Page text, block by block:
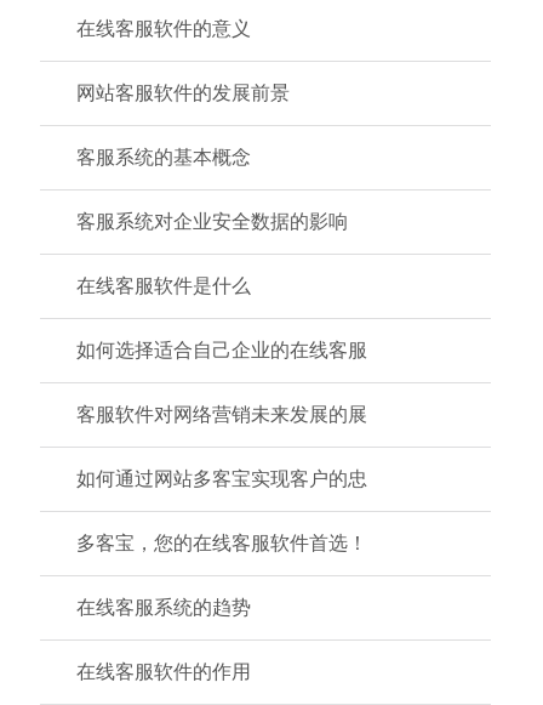
在线客服软件的意义
网站客服软件的发展前景
客服系统的基本概念
客服系统对企业安全数据的影响
在线客服软件是什么
如何选择适合自己企业的在线客服
客服软件对网络营销未来发展的展
如何通过网站多客宝实现客户的忠
多客宝，您的在线客服软件首选！
在线客服系统的趋势
在线客服软件的作用